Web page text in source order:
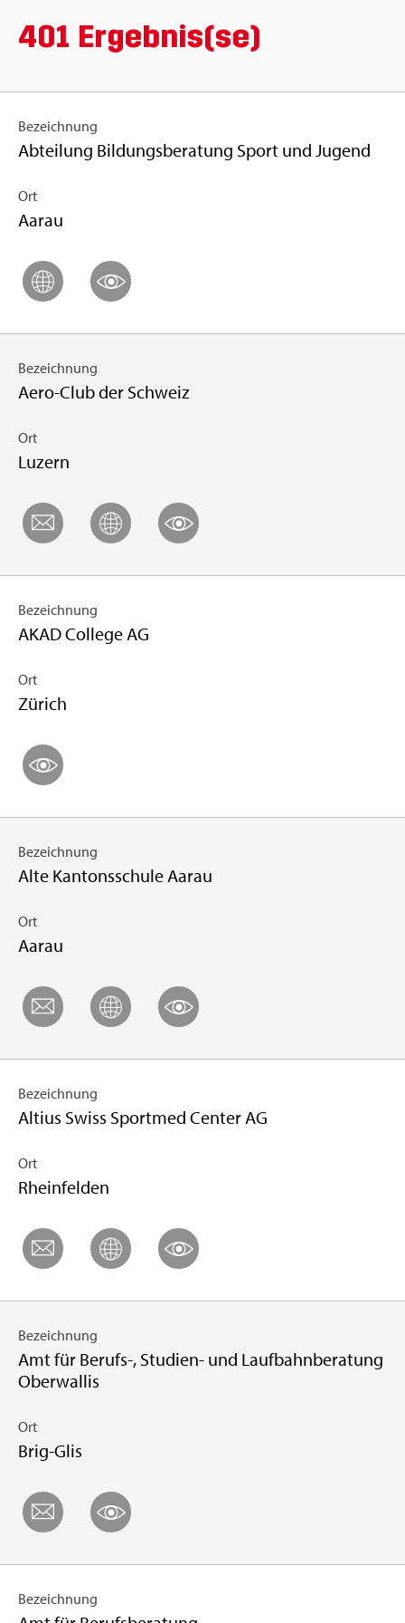
401 Er­geb­nis(se)
Bezeichnung
Abteilung Bildungsberatung Sport und Jugend
Ort
Aarau
Bezeichnung
Aero-Club der Schweiz
Ort
Luzern
Bezeichnung
AKAD College AG
Ort
Zürich
Bezeichnung
Alte Kantonsschule Aarau
Ort
Aarau
Bezeichnung
Altius Swiss Sportmed Center AG
Ort
Rheinfelden
Bezeichnung
Amt für Berufs-, Studien- und Laufbahnberatung
Oberwallis
Ort
Brig-Glis
Bezeichnung